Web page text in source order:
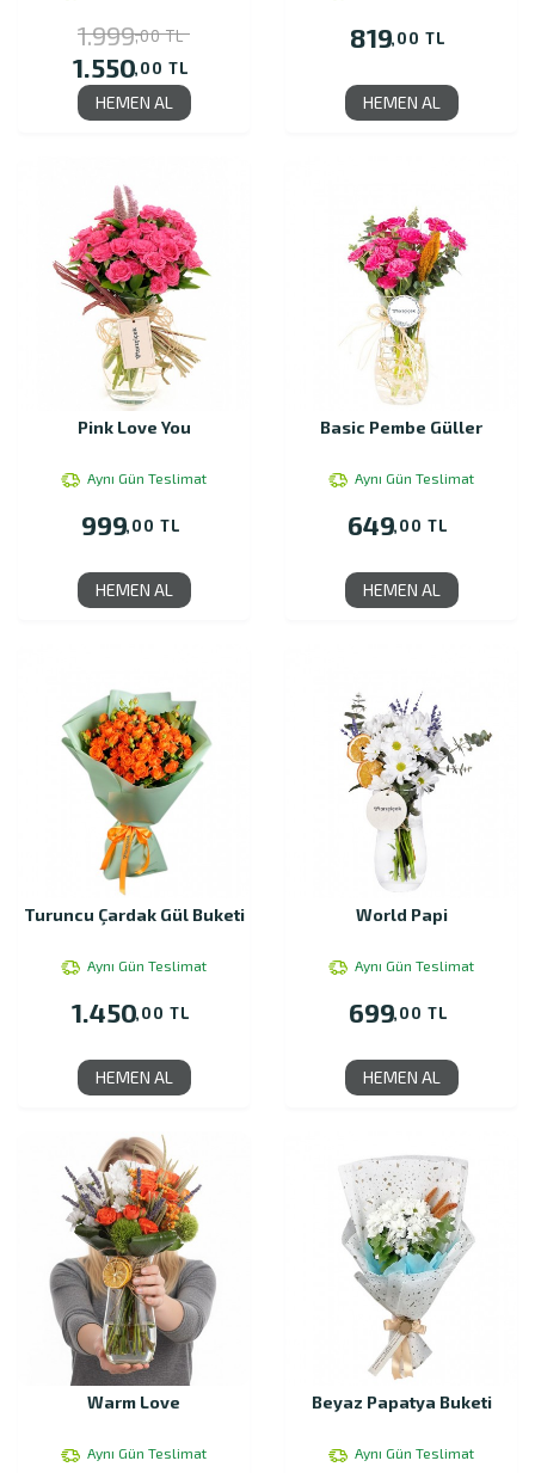
1.999,00 TL
1.550,00 TL
HEMEN AL
819,00 TL
HEMEN AL
Pink Love You
Aynı Gün Teslimat
999,00 TL
HEMEN AL
Basic Pembe Güller
Aynı Gün Teslimat
649,00 TL
HEMEN AL
Turuncu Çardak Gül Buketi
Aynı Gün Teslimat
1.450,00 TL
HEMEN AL
World Papi
Aynı Gün Teslimat
699,00 TL
HEMEN AL
Warm Love
Aynı Gün Teslimat
Beyaz Papatya Buketi
Aynı Gün Teslimat